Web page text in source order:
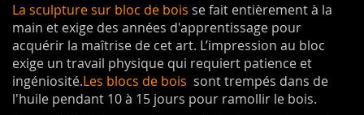
La sculpture sur bloc de bois se fait entièrement à la
main et exige des années d'apprentissage pour
acquérir la maîtrise de cet art. L’impression au bloc
exige un travail physique qui requiert patience et
ingéniosité.Les blocs de bois sont trempés dans de
l'huile pendant 10 à 15 jours pour ramollir le bois.